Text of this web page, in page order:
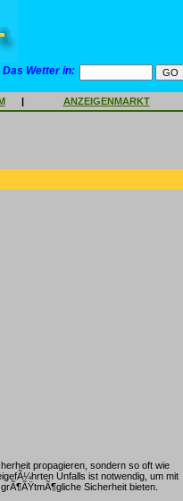
Das Wetter in:
| ANZEIGENMARKT
propagieren, sondern so oft wie
Unfalls ist notwendig, um mit
Sicherheit bieten.